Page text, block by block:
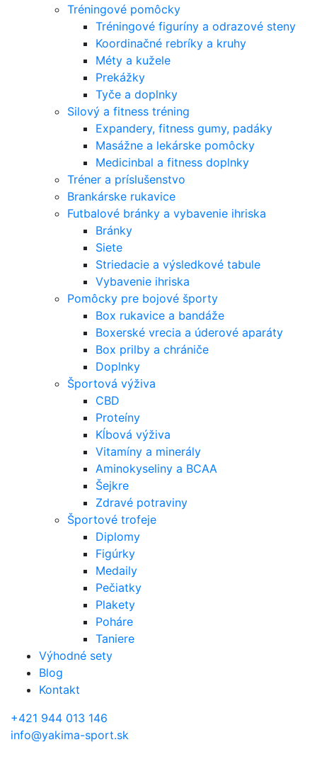
Tréningové pomôcky
Tréningové figuríny a odrazové steny
Koordinačné rebríky a kruhy
Méty a kužele
Prekážky
Tyče a doplnky
Silový a fitness tréning
Expandery, fitness gumy, padáky
Masážne a lekárske pomôcky
Medicinbal a fitness doplnky
Tréner a príslušenstvo
Brankárske rukavice
Futbalové bránky a vybavenie ihriska
Bránky
Siete
Striedacie a výsledkové tabule
Vybavenie ihriska
Pomôcky pre bojové športy
Box rukavice a bandáže
Boxerské vrecia a úderové aparáty
Box prilby a chrániče
Doplnky
Športová výživa
CBD
Proteíny
Kĺbová výživa
Vitamíny a minerály
Aminokyseliny a BCAA
Šejkre
Zdravé potraviny
Športové trofeje
Diplomy
Figúrky
Medaily
Pečiatky
Plakety
Poháre
Taniere
Výhodné sety
Blog
Kontakt
+421 944 013 146
info@yakima-sport.sk